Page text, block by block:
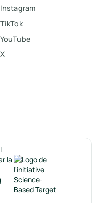
Instagram
TikTok
YouTube
X